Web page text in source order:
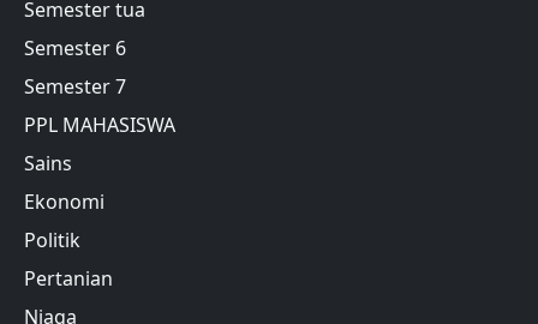
Semester tua
Semester 6
Semester 7
PPL MAHASISWA
Sains
Ekonomi
Politik
Pertanian
Niaga